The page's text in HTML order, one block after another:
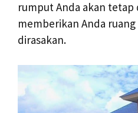
rumput Anda akan
memberikan Anda
dirasakan.